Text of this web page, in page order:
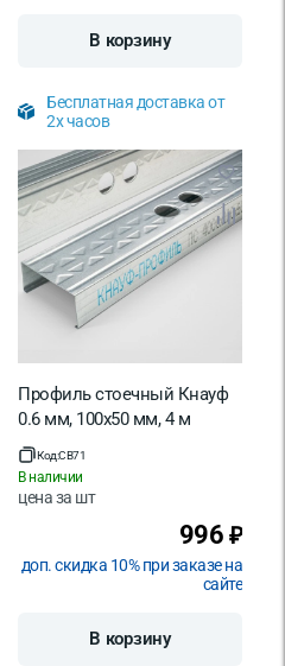
В корзину
Бесплатная доставка от
2х часов
Профиль стоечный Кнауф
0.6 мм, 100х50 мм, 4 м
Код:CB71
В наличии
цена за шт
996 ₽
доп. скидка 10% при заказе на
сайте
В корзину